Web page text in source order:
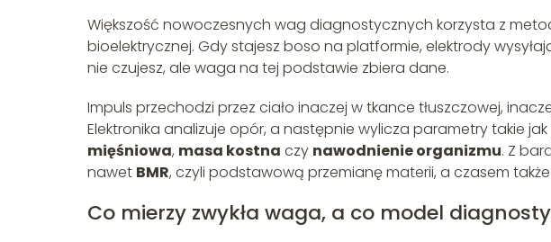
Większość nowoczesnych wag diagnostycznych korzysta z
bioelektrycznej. Gdy stajesz boso na platformie, elektrody
nie czujesz, ale waga na tej podstawie zbiera dane.
Impuls przechodzi przez ciało inaczej w tkance tłuszczowej,
Elektronika analizuje opór, a następnie wylicza parametry takie jak
mięśniowa, masa kostna czy nawodnienie organizmu. Z
nawet BMR, czyli podstawową przemianę materii, a czasem
Co mierzy zwykła waga, a co model